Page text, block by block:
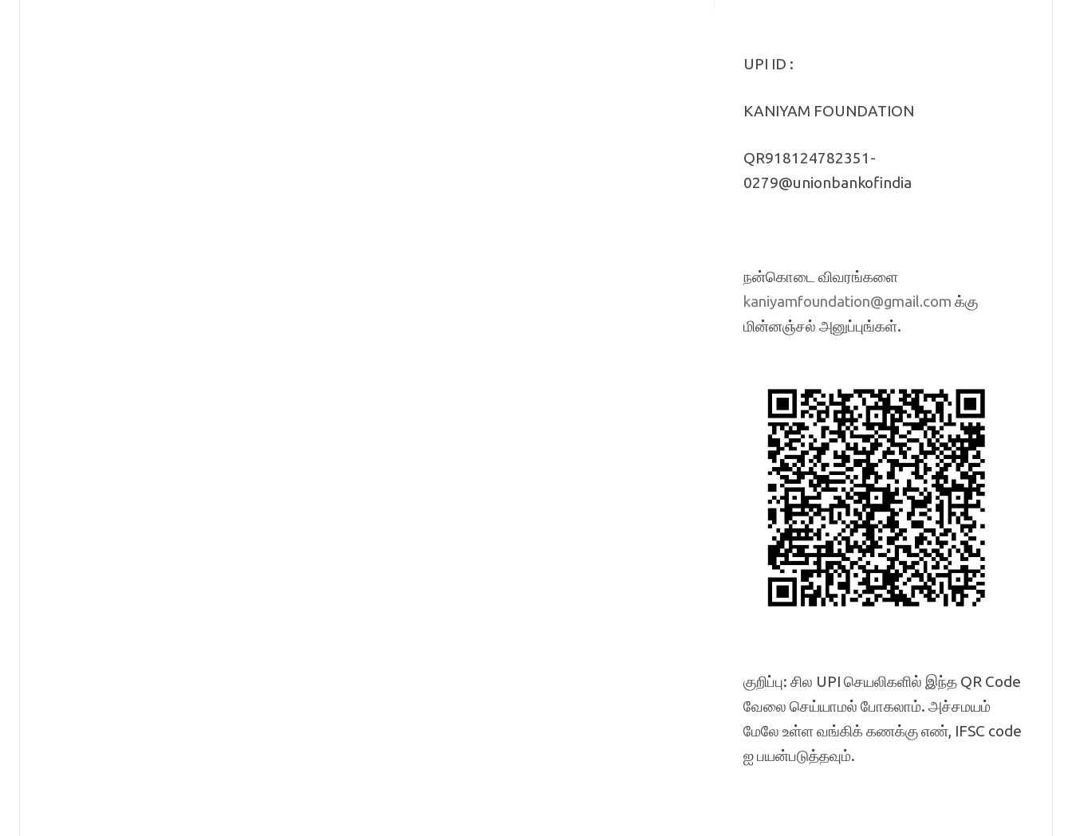
UPI ID :
KANIYAM FOUNDATION
QR918124782351-
0279@unionbankofindia
நன்கொடை விவரங்களை
kaniyamfoundation@gmail.com க்கு
மின்னஞ்சல் அனுப்புங்கள்.
குறிப்பு: சில UPI செயலிகளில் இந்த QR Code
வேலை செய்யாமல் போகலாம். அச்சமயம்
மேலே உள்ள வங்கிக் கணக்கு எண், IFSC code
ஐ பயன்படுத்தவும்.